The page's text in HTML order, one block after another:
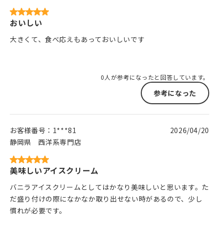
おいしい
大きくて、食べ応えもあっておいしいです
0人が参考になったと回答しています。
参考になった
お客様番号： 1***81
静岡県
西洋系専門店
2026/04/20
美味しいアイスクリーム
バニラアイスクリームとしてはかなり美味しいと思います。た
だ盛り付けの際になかなか取り出せない時があるので、少し
慣れが必要です。